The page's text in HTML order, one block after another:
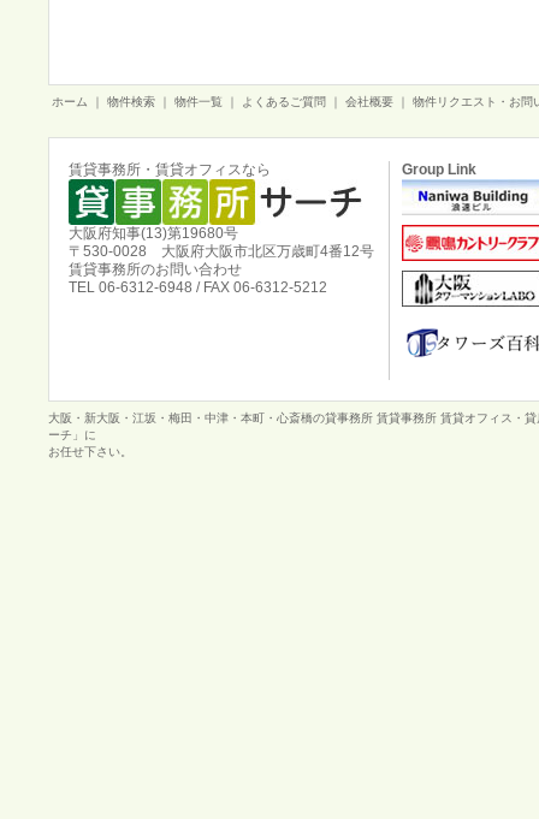
ホーム 物件検索 物件一覧 よくあるご質問 会社概要 物件リクエスト・お問
賃貸事務所・賃貸オフィスなら
大阪府知事(13)第19680号
〒530-0028 大阪府大阪市北区万歳町4番12号
賃貸事務所のお問い合わせ
TEL 06-6312-6948 / FAX 06-6312-5212
Group Link
大阪・新大阪・江坂・梅田・中津・本町・心斎橋の貸事務所 賃貸事務所 賃貸オフィス・
ーチ」に
お任せ下さい。